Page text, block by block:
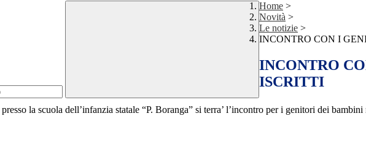
Home >
Novità >
Le notizie >
INCONTRO CON I
INCONTRO
ISCRITTI
presso la scuola dell’infanzia statale “P. Boranga” si terra’ l’incontro per i genitori dei